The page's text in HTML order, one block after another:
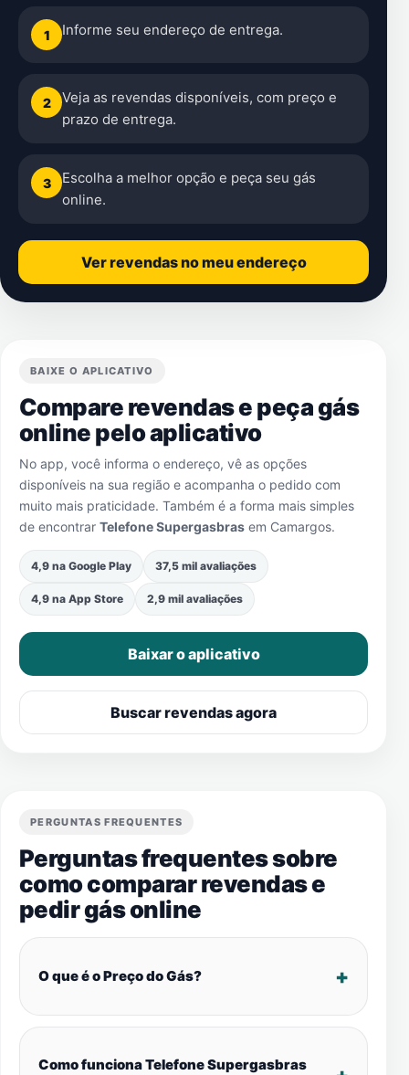
1 Informe seu endereço de entrega.
2
Veja as revendas disponíveis, com preço e
prazo de entrega.
3
Escolha a melhor opção e peça seu gás
online.
Ver revendas no meu endereço
BAIXE O APLICATIVO
Compare revendas e peça gás
online pelo aplicativo
No app, você informa o endereço, vê as opções
disponíveis na sua região e acompanha o pedido com
muito mais praticidade. Também é a forma mais simples
de encontrar Telefone Supergasbras em Camargos.
4,9 na Google Play 37,5 mil avaliações
4,9 na App Store 2,9 mil avaliações
Baixar o aplicativo
Buscar revendas agora
PERGUNTAS FREQUENTES
Perguntas frequentes sobre
como comparar revendas e
pedir gás online
O que é o Preço do Gás?
Como funciona Telefone Supergasbras